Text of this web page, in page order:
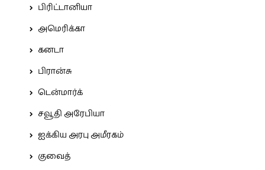
பிரிட்டானியா
அமெரிக்கா
கனடா
பிரான்சு
டென்மார்க்
சவூதி அரேபியா
ஐக்கிய அரபு அமீரகம்
குவைத்